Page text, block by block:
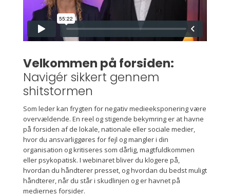
Velkommen på forsiden:
Navigér sikkert gennem
shitstormen
Som leder kan frygten for negativ medieeksponering være
overvældende. En reel og stigende bekymring er at havne
på forsiden af de lokale, nationale eller sociale medier,
hvor du ansvarliggøres for fejl og mangler i din
organisation og kritiseres som dårlig, magtfuldkommen
eller psykopatisk. I webinaret bliver du klogere på,
hvordan du håndterer presset, og hvordan du bedst muligt
håndterer, når du står i skudlinjen og er havnet på
mediernes forsider.